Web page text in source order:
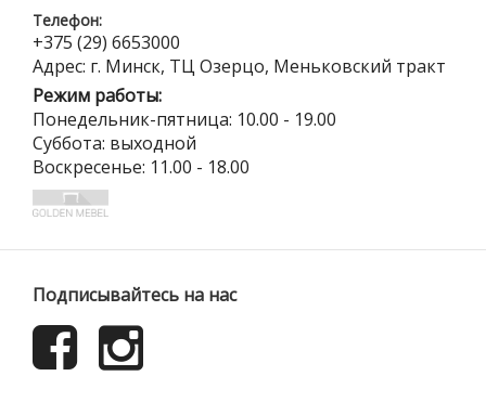
Телефон:
+375 (29) 6653000
Адрес: г. Минск, ТЦ Озерцо, Меньковский тракт
Режим работы:
Понедельник-пятница: 10.00 - 19.00
Суббота: выходной
Воскресенье: 11.00 - 18.00
Подписывайтесь на нас